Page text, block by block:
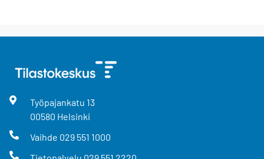
Työpajankatu 13
00580 Helsinki
Vaihde 029 551 1000